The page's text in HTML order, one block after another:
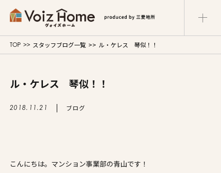
コーポレートサイト リフォームサイト
マンションサイト
Voiz Homeの家づくり
商品ラインナップ
TOP スタッフブログ一覧 ル・ケレス 琴似！！
ル・ケレス 琴似！！
2018.11.21 ブログ
こんにちは。マンション事業部の青山です！